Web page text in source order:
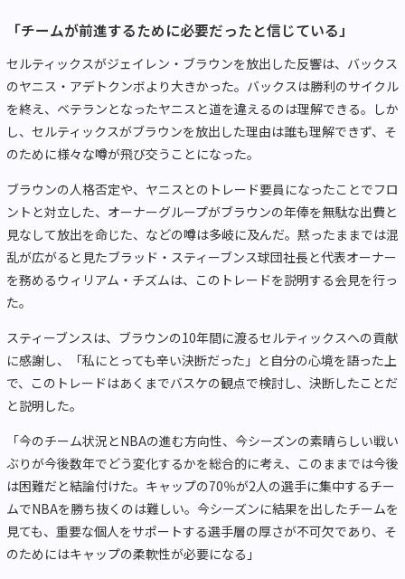
「チームが前進するために必要だったと信じている」
セルティックスがジェイレン・ブラウンを放出した反響は、バックス
のヤニス・アデトクンボより大きかった。バックスは勝利のサイクル
を終え、ベテランとなったヤニスと道を違えるのは理解できる。しか
し、セルティックスがブラウンを放出した理由は誰も理解できず、そ
のために様々な噂が飛び交うことになった。
ブラウンの人格否定や、ヤニスとのトレード要員になったことでフロ
ントと対立した、オーナーグループがブラウンの年俸を無駄な出費と
見なして放出を命じた、などの噂は多岐に及んだ。黙ったままでは混
乱が広がると見たブラッド・スティーブンス球団社長と代表オーナー
を務めるウィリアム・チズムは、このトレードを説明する会見を行っ
た。
スティーブンスは、ブラウンの10年間に渡るセルティックスへの貢献
に感謝し、「私にとっても辛い決断だった」と自分の心境を語った上
で、このトレードはあくまでバスケの観点で検討し、決断したことだ
と説明した。
「今のチーム状況とNBAの進む方向性、今シーズンの素晴らしい戦い
ぶりが今後数年でどう変化するかを総合的に考え、このままでは今後
は困難だと結論付けた。キャップの70％が2人の選手に集中するチー
ムでNBAを勝ち抜くのは難しい。今シーズンに結果を出したチームを
見ても、重要な個人をサポートする選手層の厚さが不可欠であり、そ
のためにはキャップの柔軟性が必要になる」